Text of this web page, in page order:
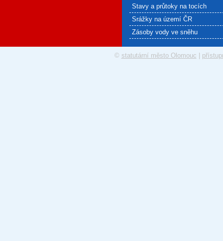
Stavy a průtoky na tocích
Srážky na území ČR
Zásoby vody ve sněhu
© statutární město Olomouc